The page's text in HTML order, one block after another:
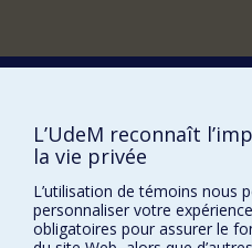
Plan du site
Accessibilité
L’UdeM reconnaît
la vie privée
L’utilisation de témoins nous
personnaliser votre
obligatoires pour assurer le